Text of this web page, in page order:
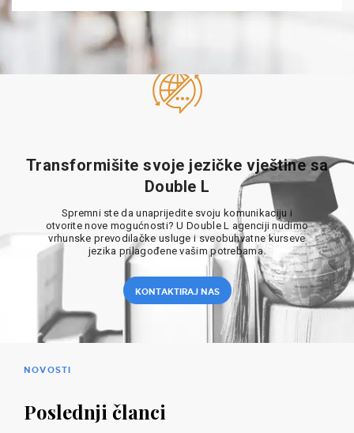
Transformišite svoje jezičke vještine sa
Double L
Spremni ste da unaprijedite svoju komunikaciju i
otvorite nove mogućnosti? U Double L agenciji nudimo
vrhunske prevodilačke usluge i sveobuhvatne kurseve
jezika prilagođene vašim potrebama.
KONTAKTIRAJ NAS
NOVOSTI
Poslednji članci